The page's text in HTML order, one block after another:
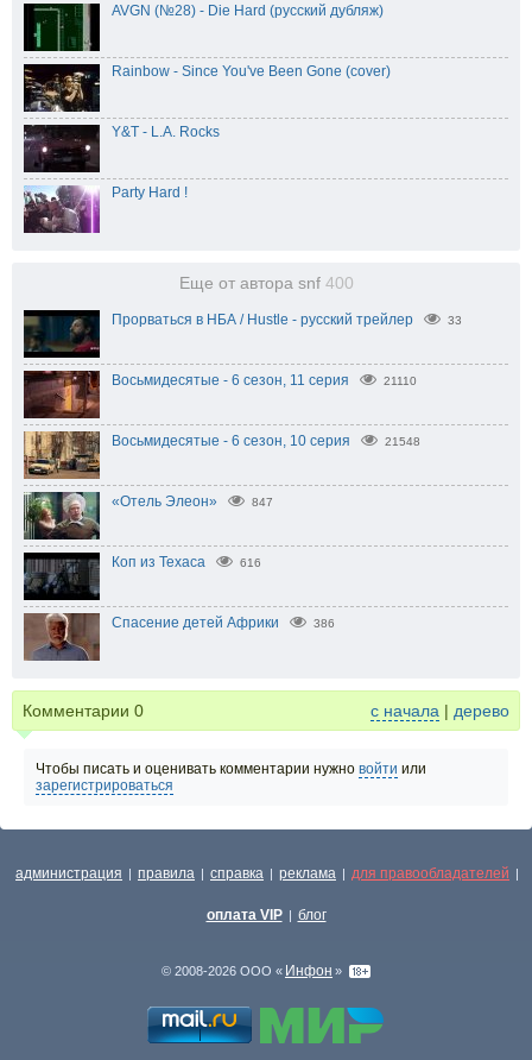
AVGN (№28) - Die Hard (русский дубляж)
Rainbow - Since You've Been Gone (cover)
Y&T - L.A. Rocks
Party Hard !
Еще от автора snf 400
Прорваться в НБА / Hustle - русский трейлер 33
Восьмидесятые - 6 сезон, 11 серия 21110
Восьмидесятые - 6 сезон, 10 серия 21548
«Отель Элеон» 847
Коп из Техаса 616
Спасение детей Африки 386
Комментарии 0 с начала | дерево
Чтобы писать и оценивать комментарии нужно войти или
зарегистрироваться
администрация | правила | справка | реклама | для правообладателей |
оплата VIP | блог
© 2008-2026 ООО « Инфон »